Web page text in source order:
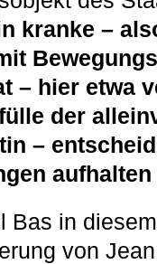
kranke –
– hier etwa
der
–
Bas in
von